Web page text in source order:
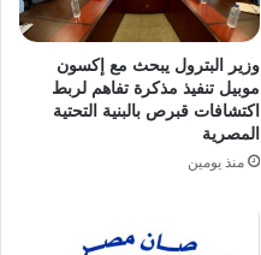
وزير البترول يبحث مع إكسون
موبيل تنفيذ مذكرة تفاهم لربط
اكتشافات قبرص بالبنية التحتية
المصرية
منذ يومين